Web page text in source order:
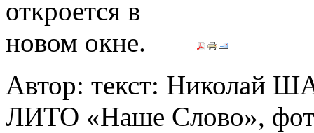
Автор: текст: Николай
ЛИТО «Наше Слово»,